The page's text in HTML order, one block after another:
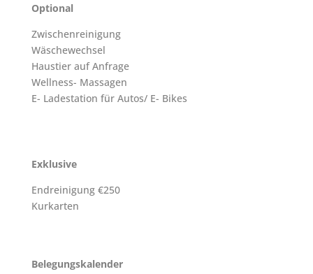
Optional
Zwischenreinigung
Wäschewechsel
Haustier auf Anfrage
Wellness- Massagen
E- Ladestation für Autos/ E- Bikes
Exklusive
Endreinigung €250
Kurkarten
Belegungskalender